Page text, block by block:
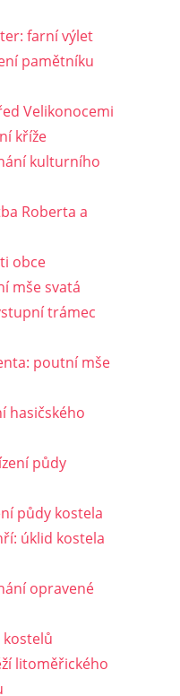
farní výlet
pamětníku
Velikonocemi
kříže
kulturního
Roberta a
obce
mše svatá
trámec
poutní mše
hasičského
půdy
půdy kostela
úklid kostela
opravené
kostelů
litoměřického